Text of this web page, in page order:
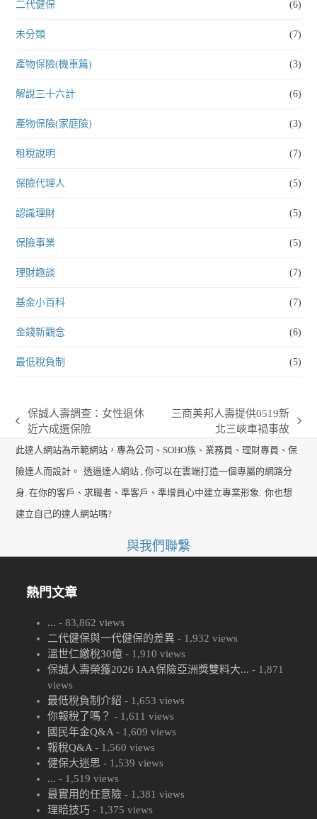
二代健保 (6)
未分類 (7)
產物保險(機車篇) (3)
解說三十六計 (6)
產物保險(家庭險) (3)
租稅說明 (7)
保險代理人 (5)
認識理財 (5)
保險事業 (5)
理財趣談 (7)
基金小百科 (7)
金錢新觀念 (6)
最低稅負制 (5)
previous
post:
保誠人壽調查：女性退休
近六成選保險
三商美邦人壽提供0519新
北三峽車禍事故
此達人網站為示範網站，專為公司、SOHO族、業務員、理財專員、保
險達人而設計。
透過達人網站 , 你可以在雲端打造一個專屬的網路分
身. 在你的客戶、求職者、準客戶、準增員心中建立專業形象.
你也想
建立自己的達人網站嗎?
與我們聯繫
熱門文章
... - 83,862 views
二代健保與一代健保的差異 - 1,932 views
溫世仁繳稅30億 - 1,910 views
保誠人壽榮獲2026 IAA保險亞洲獎雙料大... - 1,871
views
最低稅負制介紹 - 1,653 views
你報稅了嗎？ - 1,611 views
國民年金Q&A - 1,609 views
報稅Q&A - 1,560 views
健保大迷思 - 1,539 views
... - 1,519 views
最實用的任意險 - 1,381 views
理賠技巧 - 1,375 views